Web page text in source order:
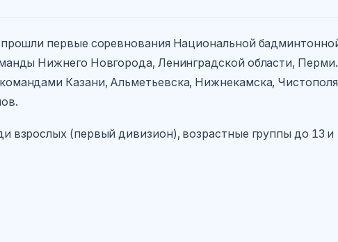
первые соревнования Национальной
Нижнего Новгорода, Ленинградской области, Перми.
Казани, Альметьевска, Нижнекамска,
взрослых (первый дивизион), возрастные группы до 13 и